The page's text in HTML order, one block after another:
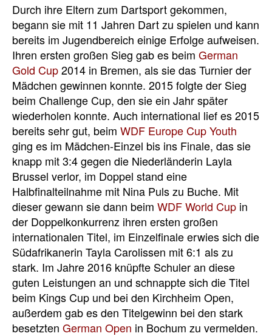
Durch ihre Eltern zum Dartsport gekommen,
begann sie mit 11 Jahren Dart zu spielen und kann
bereits im Jugendbereich einige Erfolge aufweisen.
Ihren ersten großen Sieg gab es beim German
Gold Cup2014 in Bremen, als sie das Turnier der
Mädchen gewinnen konnte. 2015 folgte der Sieg
beim Challenge Cup, den sie ein Jahr später
wiederholen konnte. Auch international lief es 2015
bereits sehr gut, beim WDF Europe Cup Youth
ging es im Mädchen-Einzel bis ins Finale, das sie
knapp mit 3:4 gegen die Niederländerin Layla
Brussel verlor, im Doppel stand eine
Halbfinalteilnahme mit Nina Puls zu Buche. Mit
dieser gewann sie dann beim WDF World Cup in
der Doppelkonkurrenz ihren ersten großen
internationalen Titel, im Einzelfinale erwies sich die
Südafrikanerin Tayla Carolissen mit 6:1 als zu
stark. Im Jahre 2016 knüpfte Schuler an diese
guten Leistungen an und schnappte sich die Titel
beim Kings Cup und bei den Kirchheim Open,
außerdem gab es den Titelgewinn bei den stark
besetzten German Open in Bochum zu vermelden.